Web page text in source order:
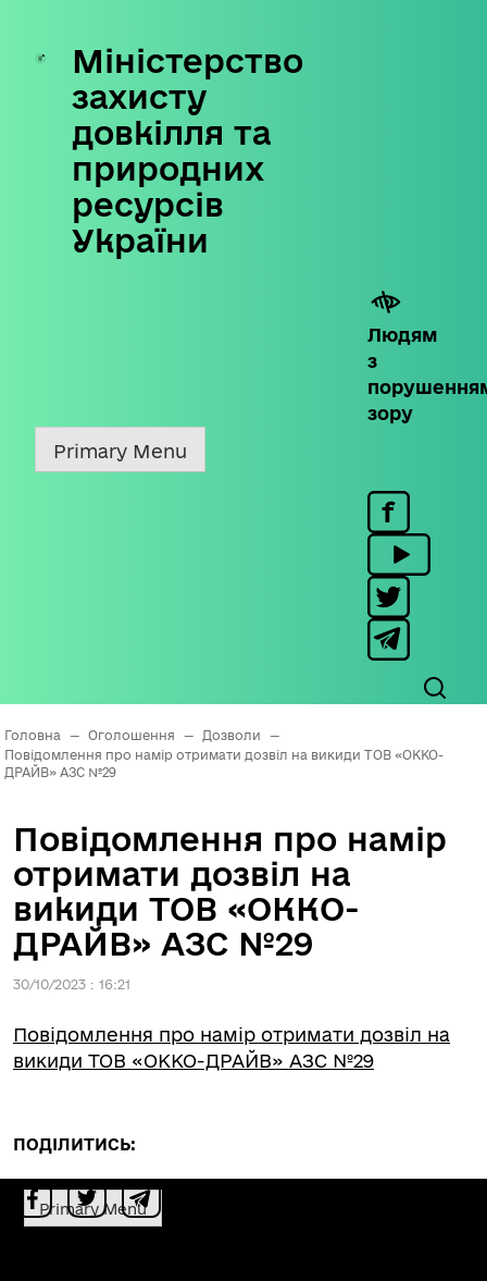
Skip
content
Міністерство
захисту
довкілля та
природних
ресурсів
України
Людям
з
зору
Primary Menu
Головна — Оголошення — Дозволи
—
Повідомлення про намір отримати дозвіл на викиди ТОВ «ОККО-
ДРАЙВ» АЗС №29
Повідомлення про намір
отримати дозвіл на
викиди ТОВ «ОККО-
ДРАЙВ» АЗС №29
30/10/2023 : 16:21
Повідомлення про намір отримати дозвіл на
викиди ТОВ «ОККО-ДРАЙВ» АЗС №29
ПОДІЛИТИСЬ:
Primary Menu